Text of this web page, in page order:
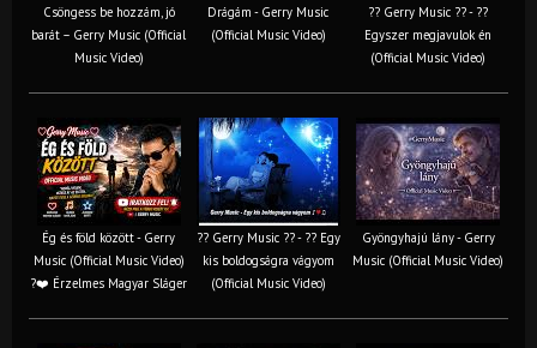
Csöngess be hozzám, jó
barát – Gerry Music (Official
Music Video)
Drágám - Gerry Music
(Official Music Video)
?? Gerry Music ?? - ??
Egyszer megjavulok én
(Official Music Video)
Ég és föld között - Gerry
Music (Official Music Video)
?❤️ Érzelmes Magyar Sláger
?? Gerry Music ?? - ?? Egy
kis boldogságra vágyom
(Official Music Video)
Gyöngyhajú lány - Gerry
Music (Official Music Video)